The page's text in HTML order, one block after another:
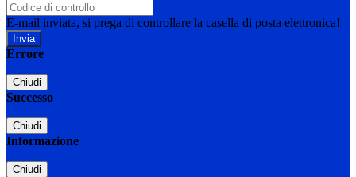
E-mail inviata, si prega di controllare la casella di posta elettronica!
Errore
Chiudi
Successo
Chiudi
Informazione
Chiudi